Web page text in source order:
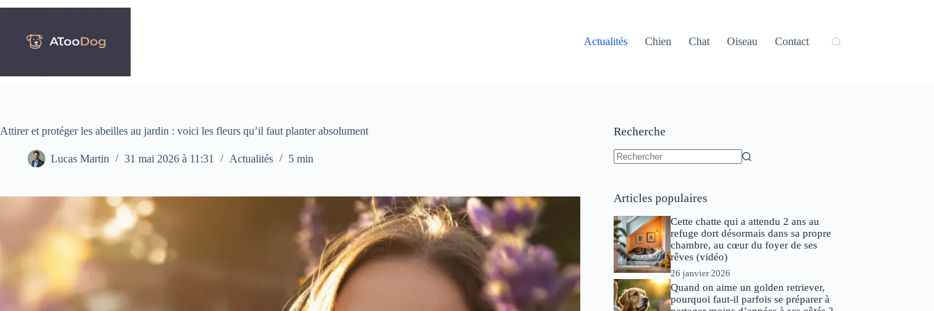
Passer
Actualités
Chien Chat Oiseau Contact
Attirer et protéger les abeilles au jardin : voici les fleurs qu’il faut planter absolument
Lucas Martin 31 mai 2026 à 11:31 Actualités 5 min
Recherche
Articles populaires
Cette chatte qui a attendu 2 ans au
refuge dort désormais dans sa propre
chambre, au cœur du foyer de ses
rêves (vidéo)
26 janvier 2026
Quand on aime un golden retriever,
pourquoi faut-il parfois se préparer à